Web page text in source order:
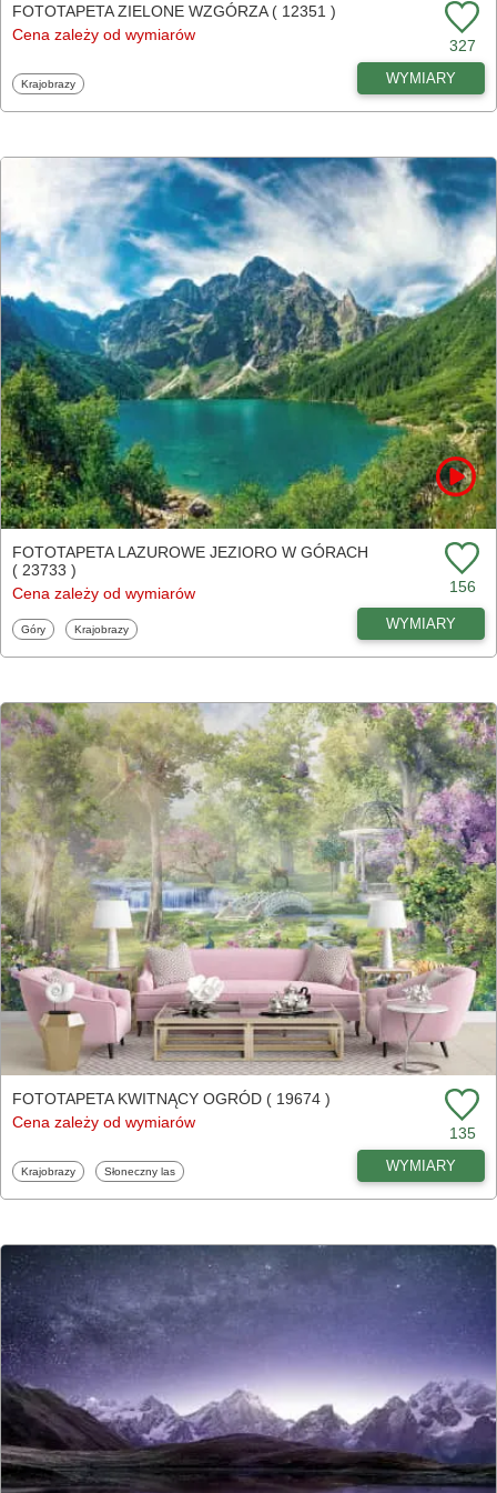
FOTOTAPETA ZIELONE WZGÓRZA ( 12351 )
Cena zależy od wymiarów
327
Fototapety
Krajobrazy WYMIARY
FOTOTAPETA LAZUROWE JEZIORO W GÓRACH
( 23733 )
Cena zależy od wymiarów
156
Fototapety
Góry Fototapety
Krajobrazy WYMIARY
FOTOTAPETA KWITNĄCY OGRÓD ( 19674 )
Cena zależy od wymiarów
135
Fototapety
Krajobrazy Fototapety
Słoneczny las WYMIARY